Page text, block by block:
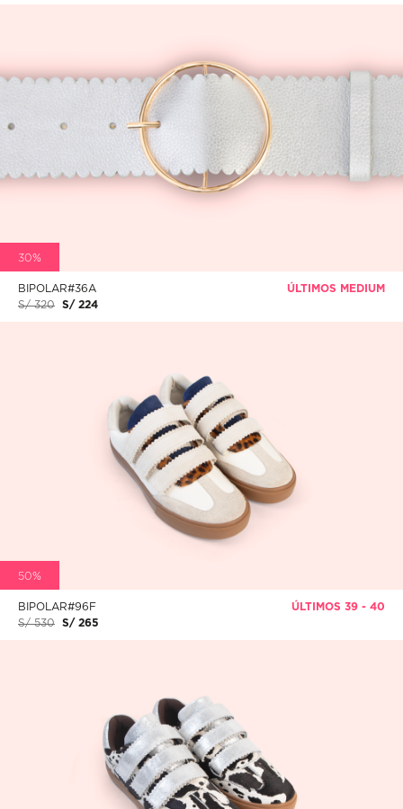
30%
BIPOLAR#36A
S/ 320 S/ 224
50%
BIPOLAR#96F
S/ 530 S/ 265
ÚLTIMOS 39 - 40